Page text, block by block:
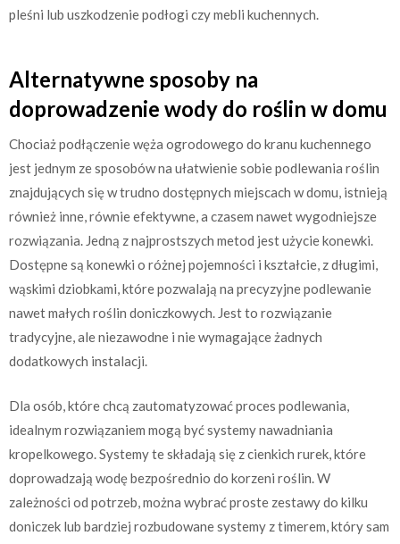
pleśni lub uszkodzenie podłogi czy mebli kuchennych.
Alternatywne sposoby na
doprowadzenie wody do roślin w domu
Chociaż podłączenie węża ogrodowego do kranu kuchennego
jest jednym ze sposobów na ułatwienie sobie podlewania roślin
znajdujących się w trudno dostępnych miejscach w domu, istnieją
również inne, równie efektywne, a czasem nawet wygodniejsze
rozwiązania. Jedną z najprostszych metod jest użycie konewki.
Dostępne są konewki o różnej pojemności i kształcie, z długimi,
wąskimi dziobkami, które pozwalają na precyzyjne podlewanie
nawet małych roślin doniczkowych. Jest to rozwiązanie
tradycyjne, ale niezawodne i nie wymagające żadnych
dodatkowych instalacji.
Dla osób, które chcą zautomatyzować proces podlewania,
idealnym rozwiązaniem mogą być systemy nawadniania
kropelkowego. Systemy te składają się z cienkich rurek, które
doprowadzają wodę bezpośrednio do korzeni roślin. W
zależności od potrzeb, można wybrać proste zestawy do kilku
doniczek lub bardziej rozbudowane systemy z timerem, który sam